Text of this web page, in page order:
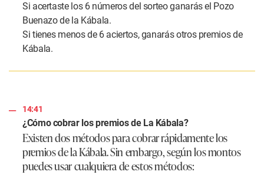
Si acertaste los 6 números del sorteo ganarás el Pozo
Buenazo de la Kábala.
Si tienes menos de 6 aciertos, ganarás otros premios de
Kábala.
14:41
¿Cómo cobrar los premios de La Kábala?
Existen dos métodos para cobrar rápidamente los
premios de la Kábala. Sin embargo, según los montos
puedes usar cualquiera de estos métodos: